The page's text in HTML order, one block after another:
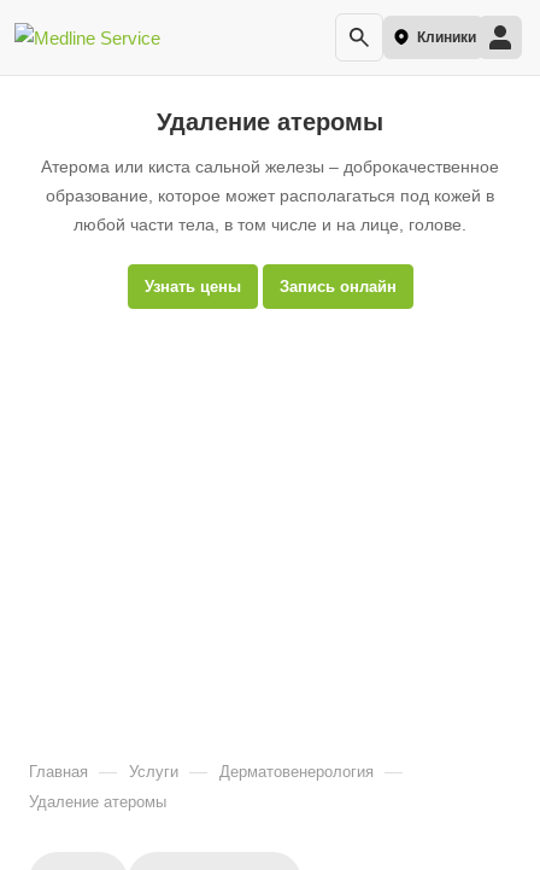
Клиники
Удаление атеромы
Атерома или киста сальной железы – доброкачественное
образование, которое может располагаться под кожей в
любой части тела, в том числе и на лице, голове.
Узнать цены Запись онлайн
Главная — Услуги — Дерматовенерология —
Удаление атеромы